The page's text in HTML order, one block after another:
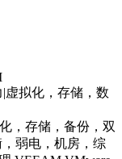
虚拟化，存储，数
，存储，备份，双
弱电，机房，综